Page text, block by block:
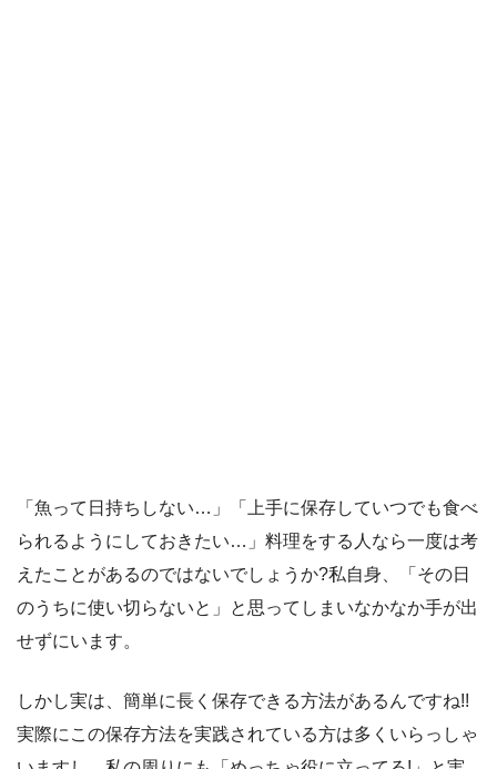
「魚って日持ちしない…」「上手に保存していつでも食べ
られるようにしておきたい…」料理をする人なら一度は考
えたことがあるのではないでしょうか?私自身、「その日
のうちに使い切らないと」と思ってしまいなかなか手が出
せずにいます。
しかし実は、簡単に長く保存できる方法があるんですね!!
実際にこの保存方法を実践されている方は多くいらっしゃ